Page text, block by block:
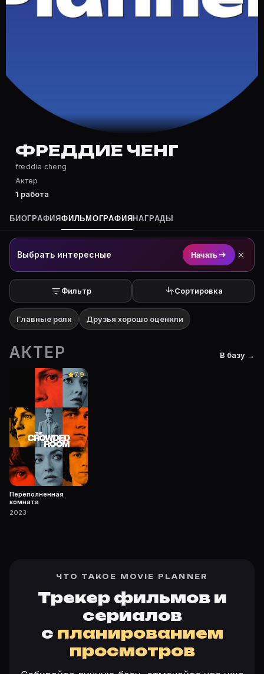
Частые вопросы о Фреддие Ченг
Полный список — на Movie Planner: https://movie-
Кто такой(ая) Фреддие Ченг?
Фреддие Ченг — Актер. Биография и роли на
Где открыть фильмографию Фреддие Ченг?
На Movie Planner: https://movie-planner.ru/s/
ФРЕДДИЕ ЧЕНГ
freddie cheng
Актер
1 работа
БИОГРАФИЯФИЛЬМОГРАФИЯ НАГРАДЫ
Выбрать интересные Начать ×
Фильтр Сортировка
Главные роли Друзья хорошо оценили
АКТЕР В базу →
7.9
Переполненная
комната
2023
ЧТО ТАКОЕ MOVIE PLANNER
Трекер фильмов и
сериалов
с планированием
просмотров